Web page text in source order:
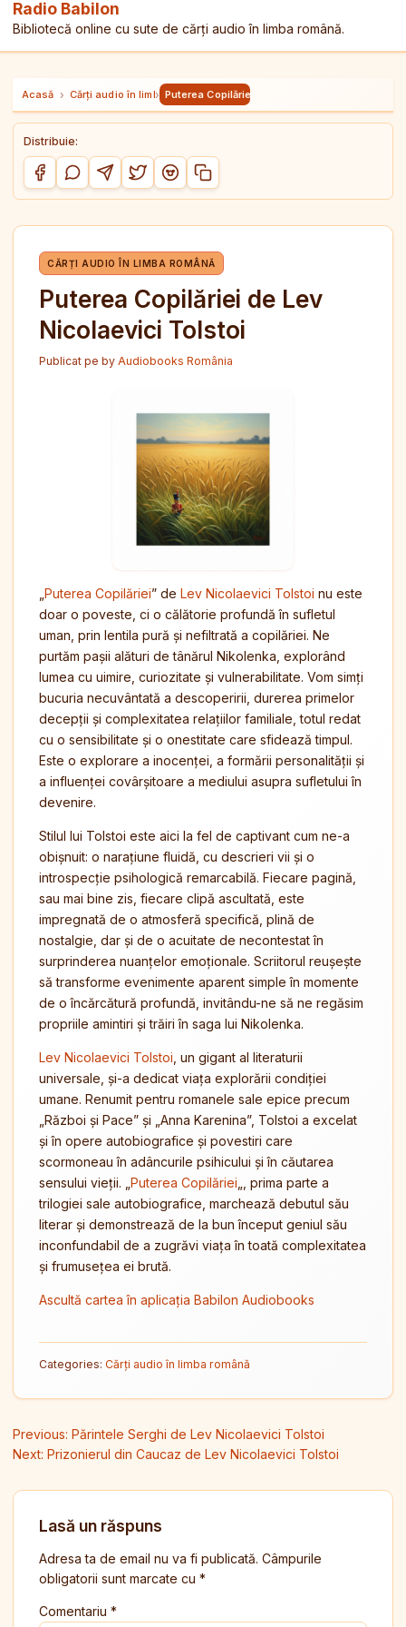
Radio Babilon
Bibliotecă online cu sute de cărți audio în limba română.
Acasă › Cărți audio în limba română
› Puterea Copilăriei de Lev Nicolaevici Tolstoi
Distribuie:
Distribuie pe Facebook
Distribuie pe WhatsApp
Distribuie pe Telegram
Distribuie pe Twitter/X
Distribuie pe Reddit
Copiază link-ul
CĂRȚI AUDIO ÎN LIMBA ROMÂNĂ
Puterea Copilăriei de Lev
Nicolaevici Tolstoi
Publicat pe by Audiobooks România
Puterea Copilăriei” de Lev Nicolaevici Tolstoi nu este
doar o poveste, ci o călătorie profundă în sufletul
uman, prin lentila pură și nefiltrată a copilăriei. Ne
purtăm pașii alături de tânărul Nikolenka, explorând
lumea cu uimire, curiozitate și vulnerabilitate. Vom simți
bucuria necuvântată a descoperirii, durerea primelor
decepții și complexitatea relațiilor familiale, totul redat
cu o sensibilitate și o onestitate care sfidează timpul.
Este o explorare a inocenței, a formării personalității și
a influenței covârșitoare a mediului asupra sufletului în
devenire.
Stilul lui Tolstoi este aici la fel de captivant cum ne-a
obișnuit: o narațiune fluidă, cu descrieri vii și o
introspecție psihologică remarcabilă. Fiecare pagină,
sau mai bine zis, fiecare clipă ascultată, este
impregnată de o atmosferă specifică, plină de
nostalgie, dar și de o acuitate de necontestat în
surprinderea nuanțelor emoționale. Scriitorul reușește
să transforme evenimente aparent simple în momente
de o încărcătură profundă, invitându-ne să ne regăsim
propriile amintiri și trăiri în saga lui Nikolenka.
Lev Nicolaevici Tolstoi , un gigant al literaturii
universale, și-a dedicat viața explorării condiției
umane. Renumit pentru romanele sale epice precum
„Război și Pace” și „Anna Karenina”, Tolstoi a excelat
și în opere autobiografice și povestiri care
scormoneau în adâncurile psihicului și în căutarea
sensului vieții. „ Puterea Copilăriei „, prima parte a
trilogiei sale autobiografice, marchează debutul său
literar și demonstrează de la bun început geniul său
inconfundabil de a zugrăvi viața în toată complexitatea
și frumusețea ei brută.
Ascultă cartea în aplicația Babilon Audiobooks
Categories: Cărți audio în limba română
Navigare în articole
Previous: Părintele Serghi de Lev Nicolaevici Tolstoi
Next: Prizonierul din Caucaz de Lev Nicolaevici Tolstoi
Lasă un răspuns
Adresa ta de email nu va fi publicată. Câmpurile
obligatorii sunt marcate cu *
Comentariu *